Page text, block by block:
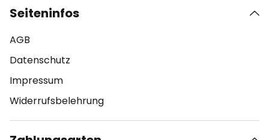
Seiteninfos
AGB
Datenschutz
Impressum
Widerrufsbelehrung